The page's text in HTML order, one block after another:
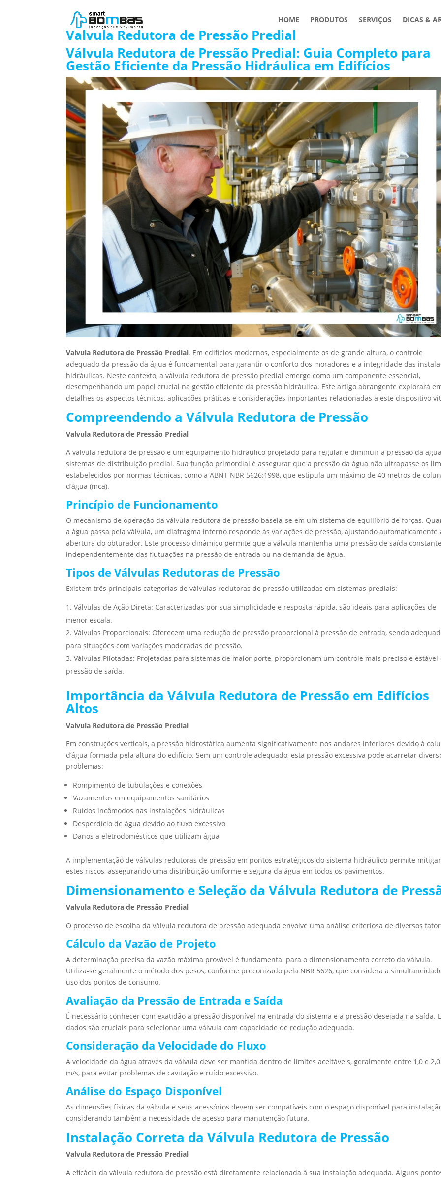
HOME PRODUTOS SERVIÇOS DICAS &
Valvula Redutora de Pressão Predial
Válvula Redutora de Pressão Predial: Guia Completo para
Gestão Eficiente da Pressão Hidráulica em Edifícios
Valvula Redutora de Pressão Predial. Em edifícios modernos, especialmente os de grande altura, o controle
adequado da pressão da água é fundamental para garantir o conforto dos moradores e a integridade das
hidráulicas. Neste contexto, a válvula redutora de pressão predial emerge como um componente essencial,
desempenhando um papel crucial na gestão eficiente da pressão hidráulica. Este artigo abrangente explorará
detalhes os aspectos técnicos, aplicações práticas e considerações importantes relacionadas a este dispositivo
Compreendendo a Válvula Redutora de Pressão
Valvula Redutora de Pressão Predial
A válvula redutora de pressão é um equipamento hidráulico projetado para regular e diminuir a pressão da
sistemas de distribuição predial. Sua função primordial é assegurar que a pressão da água não ultrapasse os
estabelecidos por normas técnicas, como a ABNT NBR 5626:1998, que estipula um máximo de 40 metros de
d’água (mca).
Princípio de Funcionamento
O mecanismo de operação da válvula redutora de pressão baseia-se em um sistema de equilíbrio de forças.
a água passa pela válvula, um diafragma interno responde às variações de pressão, ajustando automaticamente
abertura do obturador. Este processo dinâmico permite que a válvula mantenha uma pressão de saída
independentemente das flutuações na pressão de entrada ou na demanda de água.
Tipos de Válvulas Redutoras de Pressão
Existem três principais categorias de válvulas redutoras de pressão utilizadas em sistemas prediais:
Válvulas de Ação Direta: Caracterizadas por sua simplicidade e resposta rápida, são ideais para aplicações de
menor escala.
Válvulas Proporcionais: Oferecem uma redução de pressão proporcional à pressão de entrada, sendo
para situações com variações moderadas de pressão.
Válvulas Pilotadas: Projetadas para sistemas de maior porte, proporcionam um controle mais preciso e estável
pressão de saída.
Importância da Válvula Redutora de Pressão em Edifícios
Altos
Valvula Redutora de Pressão Predial
Em construções verticais, a pressão hidrostática aumenta significativamente nos andares inferiores devido à
d’água formada pela altura do edifício. Sem um controle adequado, esta pressão excessiva pode acarretar
problemas:
Rompimento de tubulações e conexões
Vazamentos em equipamentos sanitários
Ruídos incômodos nas instalações hidráulicas
Desperdício de água devido ao fluxo excessivo
Danos a eletrodomésticos que utilizam água
A implementação de válvulas redutoras de pressão em pontos estratégicos do sistema hidráulico permite mitigar
estes riscos, assegurando uma distribuição uniforme e segura da água em todos os pavimentos.
Dimensionamento e Seleção da Válvula Redutora de
Valvula Redutora de Pressão Predial
O processo de escolha da válvula redutora de pressão adequada envolve uma análise criteriosa de diversos
Cálculo da Vazão de Projeto
A determinação precisa da vazão máxima provável é fundamental para o dimensionamento correto da válvula.
Utiliza-se geralmente o método dos pesos, conforme preconizado pela NBR 5626, que considera a
uso dos pontos de consumo.
Avaliação da Pressão de Entrada e Saída
É necessário conhecer com exatidão a pressão disponível na entrada do sistema e a pressão desejada na saída.
dados são cruciais para selecionar uma válvula com capacidade de redução adequada.
Consideração da Velocidade do Fluxo
A velocidade da água através da válvula deve ser mantida dentro de limites aceitáveis, geralmente entre 1,0 e 2,0
m/s, para evitar problemas de cavitação e ruído excessivo.
Análise do Espaço Disponível
As dimensões físicas da válvula e seus acessórios devem ser compatíveis com o espaço disponível para
considerando também a necessidade de acesso para manutenção futura.
Instalação Correta da Válvula Redutora de Pressão
Valvula Redutora de Pressão Predial
A eficácia da válvula redutora de pressão está diretamente relacionada à sua instalação adequada. Alguns